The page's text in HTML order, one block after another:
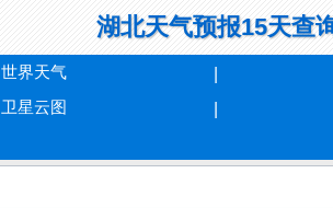
湖北天气预报15天查
世界天气
卫星云图